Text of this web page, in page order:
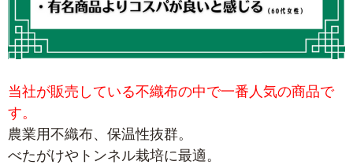
当社が販売している不織布の中で一番人気の商品で
す。
農業用不織布、保温性抜群。
べたがけやトンネル栽培に最適。